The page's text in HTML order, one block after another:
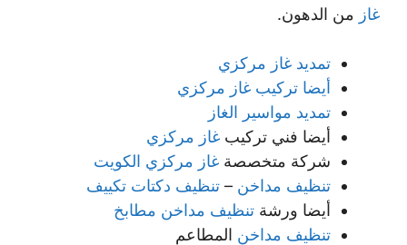
غاز من الدهون.
تمديد غاز مركزي
أيضا تركيب غاز مركزي
تمديد مواسير الغاز
أيضا فني تركيب غاز مركزي
شركة متخصصة غاز مركزي الكويت
تنظيف مداخن – تنظيف دكتات تكييف
أيضا ورشة تنظيف مداخن مطابخ
تنظيف مداخن المطاعم